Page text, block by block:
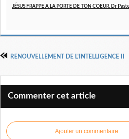
JÉSUS FRAPPE A LA PORTE DE TON COEUR. Dr
RENOUVELLEMENT DE L'INTELLIGENCE II
Commenter cet article
Ajouter un commentaire